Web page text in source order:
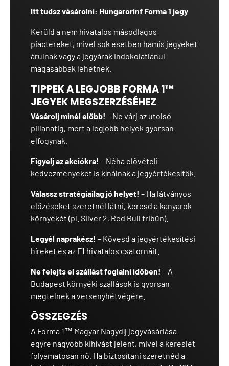
Itt tudsz vásárolni: Hungarorinf Forma 1 jegy
Kerüld a nem hivatalos másodlagos
piactereket, mivel sok esetben hamis jegyeket
árulnak vagy a jegyárak indokolatlanul
magasabbak lehetnek.
TIPPEK A LEGJOBB FORMA 1™
JEGYEK MEGSZERZÉSÉHEZ
Vásárolj minél előbb! – Ne várj az utolsó
pillanatig, mert a legjobb helyek gyorsan
elfogynak.
Figyelj az akciókra! – Néha elővételi
kedvezményeket is kínálnak a jegyértékesítők.
Válassz stratégiailag jó helyet! – Ha látványos
előzéseket szeretnél látni, keresd a kanyarok
környékét (pl. Silver 2, Red Bull tribün).
Legyél naprakész! – Kövesd a jegyértékesítési
híreket és az F1 hivatalos csatornáit.
Ne felejts el szállást foglalni időben! – A
Budapest környéki szállások is gyorsan
megtelnek a versenyhétvégére.
ÖSSZEGZÉS
A Forma 1™ Magyar Nagydíj jegyvásárlása
egyre nagyobb kihívást jelent, mivel a kereslet
folyamatosan nő. Ha biztosítani szeretnéd a